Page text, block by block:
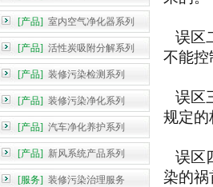
[产品] 室内空气净化器系列
[产品] 活性炭吸附分解系列
[产品] 装修污染检测系列
[产品] 装修污染净化系列
[产品] 汽车净化养护系列
[产品] 新风系统产品系列
[服务] 装修污染治理服务
误区
不能控
误区
规定的
误区
染的祸